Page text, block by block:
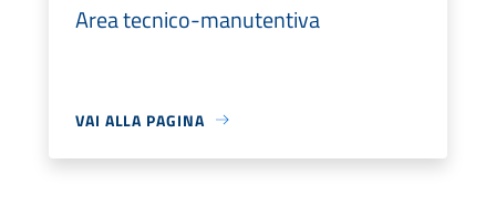
Area tecnico-manutentiva
VAI ALLA PAGINA